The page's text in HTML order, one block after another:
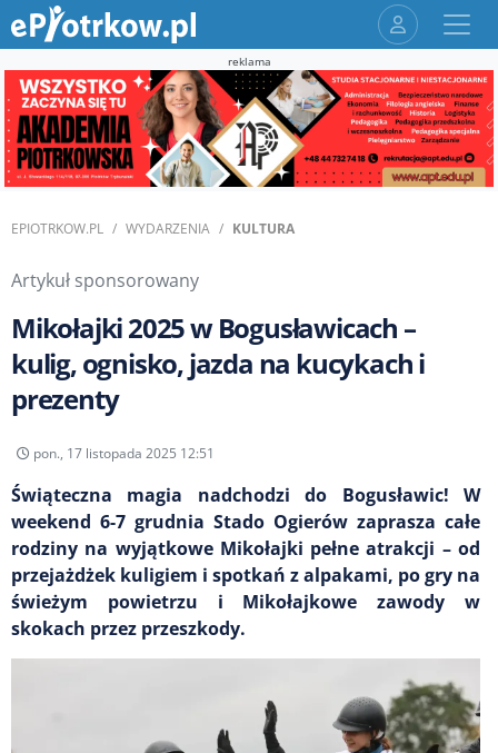
reklama
EPIOTRKOW.PL WYDARZENIA KULTURA
Artykuł sponsorowany
Mikołajki 2025 w Bogusławicach –
kulig, ognisko, jazda na kucykach i
prezenty
pon., 17 listopada 2025 12:51
Świąteczna magia nadchodzi do Bogusławic! W
weekend 6-7 grudnia Stado Ogierów zaprasza całe
rodziny na wyjątkowe Mikołajki pełne atrakcji – od
przejażdżek kuligiem i spotkań z alpakami, po gry na
świeżym powietrzu i Mikołajkowe zawody w
skokach przez przeszkody.